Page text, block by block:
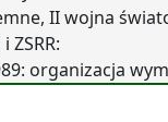
II wojna
ZSRR:
organizacja